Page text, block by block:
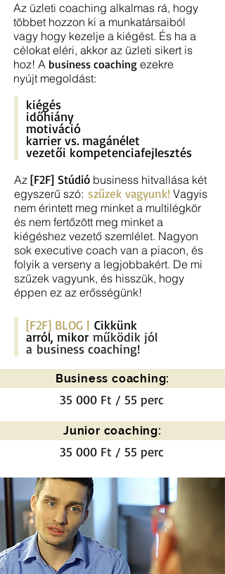
Az üzleti coaching alkalmas rá, hogy
többet hozzon ki a munkatársaiból
vagy hogy kezelje a kiégést. És ha a
célokat eléri, akkor az üzleti sikert is
hoz! A business coaching ezekre
nyújt megoldást:
Az [F2F] Stúdió business hitvallása két
egyszerű szó: szűzek vagyunk! Vagyis
nem érintett meg minket a multilégkör
és nem fertőzött meg minket a
kiégéshez vezető szemlélet. Nagyon
sok executive coach van a piacon, és
folyik a verseny a legjobbakért. De mi
szűzek vagyunk, és hisszük, hogy
éppen ez az erősségünk!
[F2F] BLOG | Cikkünk
arról, mikor működik jól
a business coaching!
kiégés
időhiány
motiváció
karrier vs. magánélet
vezetői kompetenciafejlesztés
Business coaching:
35 000 Ft / 55 perc
Junior coaching:
35 000 Ft / 55 perc